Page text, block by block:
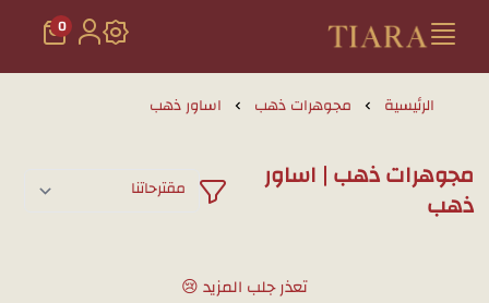
تيارا للذهب والمجوهرات
0
الرئيسية مجوهرات ذهب اساور ذهب
مجوهرات ذهب | اساور
ذهب
تعذر جلب المزيد 😢